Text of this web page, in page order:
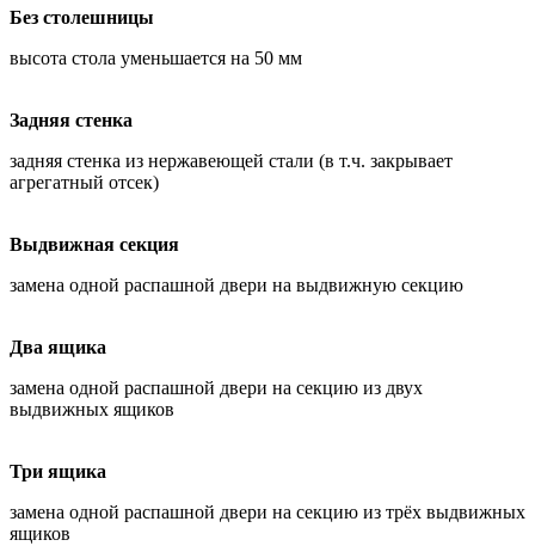
Без столешницы
высота стола уменьшается на 50 мм
Задняя стенка
задняя стенка из нержавеющей стали (в т.ч. закрывает
агрегатный отсек)
Выдвижная секция
замена одной распашной двери на выдвижную секцию
Два ящика
замена одной распашной двери на секцию из двух
выдвижных ящиков
Три ящика
замена одной распашной двери на секцию из трёх выдвижных
ящиков